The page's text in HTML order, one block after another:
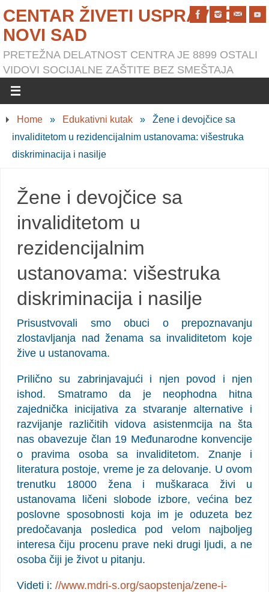
CENTAR ŽIVETI USPRAVNO
NOVI SAD
PRETEŽNA DELATNOST CENTRA JE 8899 OSTALI
VIDOVI SOCIJALNE ZAŠTITE BEZ SMEŠTAJA
Home » Edukativni kutak »
Žene i devojčice sa
invaliditetom u rezidencijalnim ustanovama: višestruka
diskriminacija i nasilje
Žene i devojčice sa
invaliditetom u
rezidencijalnim
ustanovama: višestruka
diskriminacija i nasilje
Prisustvovali smo obuci o prepoznavanju
zlostavljanja nad ženama sa invaliditetom koje
žive u ustanovama.
Prilično su zabrinjavajući i njen povod i njen
ishod. Smatramo da je neophodna hitna
zajednička inicijativa za stvaranje alternative i
razvijanje različitih vidova asistenmcija na šta
nas obavezuje član 19 Međunarodne konvencije
o pravima osoba sa invaliditetom. Znanje i
literatura postoje, vreme je za delovanje. U ovom
trenutku 18000 žena i muškaraca živi u
ustanovama ličeni slobode izbore, većina bez
poslovne sposobnosti koja im je oduzeta bez
predočavanja posledica pod velom najboljeg
interesa čiju procenu prave neki drugi ljudi, a ne
osoba čiji je život u pitanju.
Videti i: //www.mdri-s.org/saopstenja/zene-i-